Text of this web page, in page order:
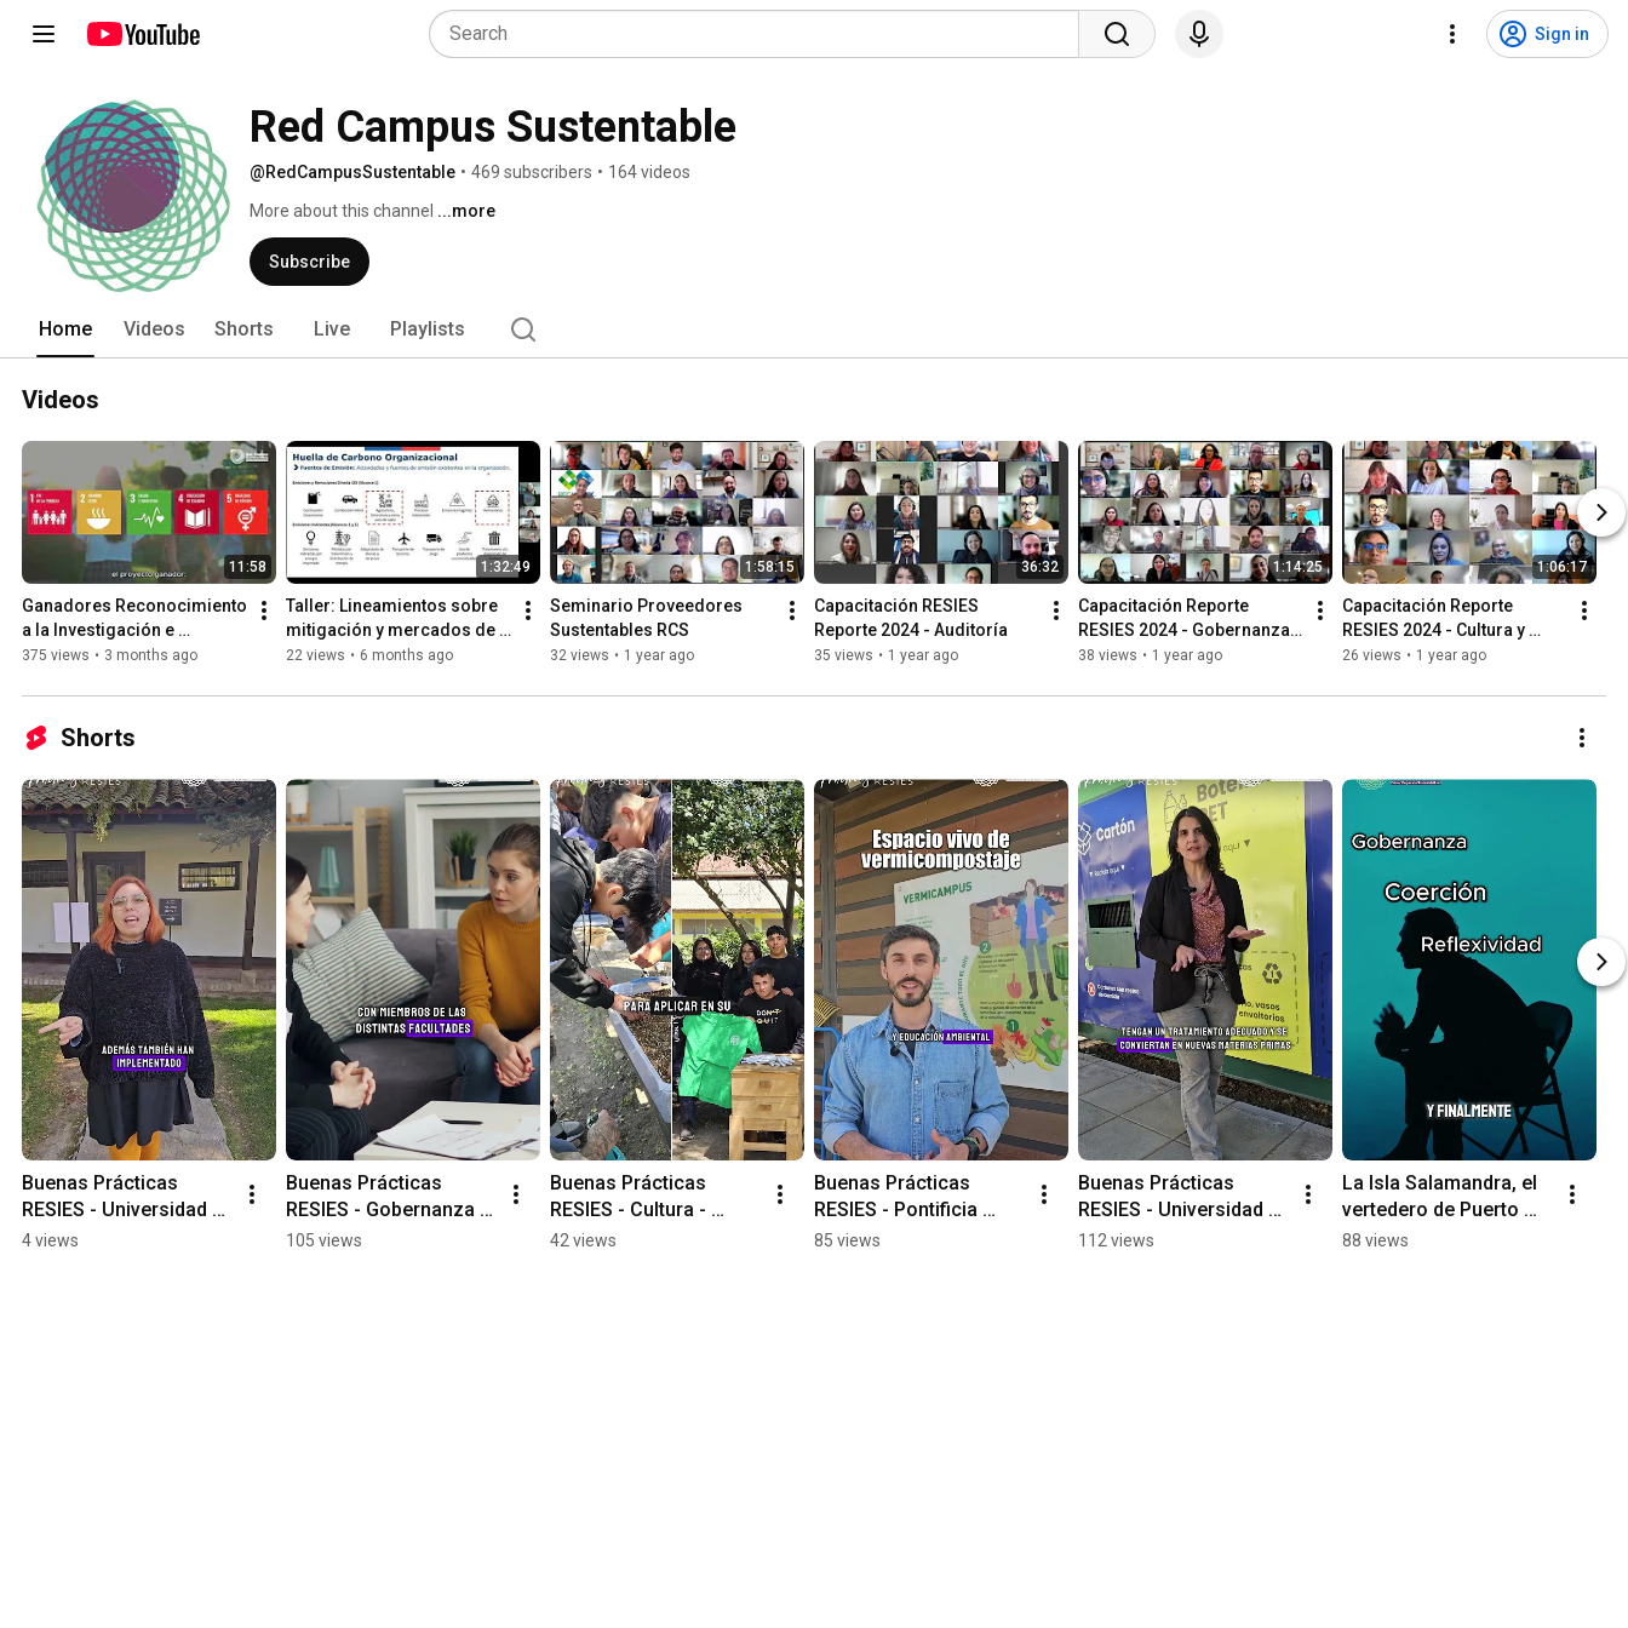
Sign in
Red Campus Sustentable
@RedCampusSustentable • 469 subscribers • 164 videos
More about this channel ...more
Subscribe
Home Videos Shorts Live Playlists
Videos
11:58
Ganadores Reconocimiento
a la Investigación e
Innovación Sustentable
375 views • 3 months ago
1:32:49
Taller: Lineamientos sobre
mitigación y mercados de
carbono - Huella Chile
22 views • 6 months ago
1:58:15
Seminario Proveedores
Sustentables RCS
32 views • 1 year ago
36:32
Capacitación RESIES
Reporte 2024 - Auditoría
35 views • 1 year ago
1:14:25
Capacitación Reporte
RESIES 2024 - Gobernanza y
Seguimiento
38 views • 1 year ago
1:06:17
Capacitación Reporte
RESIES 2024 - Cultura y
Academia
26 views • 1 year ago
Shorts
Buenas Prácticas
RESIES - Universidad
Andrés Bello
4 views
Buenas Prácticas
RESIES - Gobernanza -
Universidad Austral de
105 views
Buenas Prácticas
RESIES - Cultura -
Instituto Profesional
42 views
Buenas Prácticas
RESIES - Pontificia
Universidad Católica de
85 views
Buenas Prácticas
RESIES - Universidad
de Concepción UDEC
112 views
La Isla Salamandra, el
vertedero de Puerto
Edén.
88 views